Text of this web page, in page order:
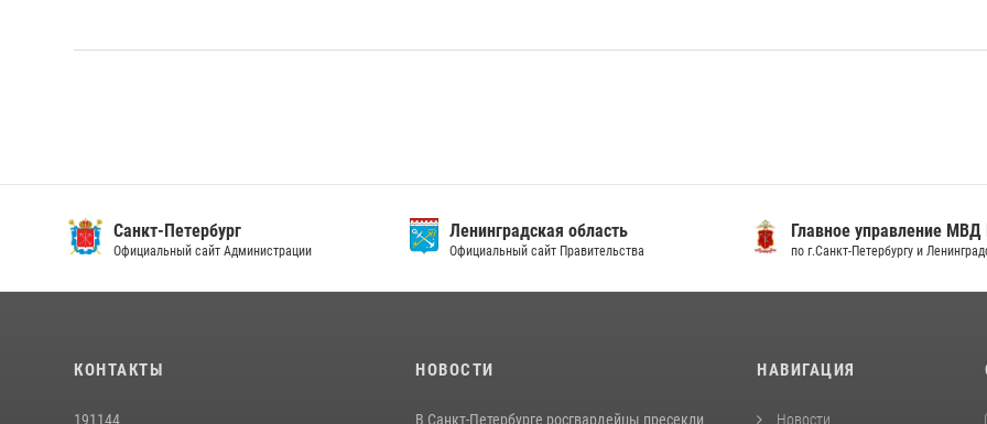
Санкт-Петербург
Официальный сайт Администрации
Ленинградская область
Официальный сайт Правительства
Главное управление МВД
по г.Санкт-Петербургу и
КОНТАКТЫ
191144
НОВОСТИ
В Санкт-Петербурге росгвардейцы пресекли
НАВИГАЦИЯ
Новости